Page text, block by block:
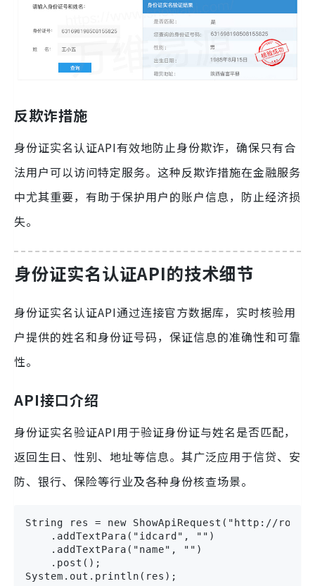
反欺诈措施
身份证实名认证API有效地防止身份欺诈，确保只有合
法用户可以访问特定服务。这种反欺诈措施在金融服务
中尤其重要，有助于保护用户的账户信息，防止经济损
失。
身份证实名认证API的技术细节
身份证实名认证API通过连接官方数据库，实时核验用
户提供的姓名和身份证号码，保证信息的准确性和可靠
性。
API接口介绍
身份证实名验证API用于验证身份证与姓名是否匹配，
返回生日、性别、地址等信息。其广泛应用于信贷、安
防、银行、保险等行业及各种身份核查场景。
String res = new ShowApiRequest("http://
    .addTextPara("idcard", "")
    .addTextPara("name", "")
    .post();
System.out.println(res);